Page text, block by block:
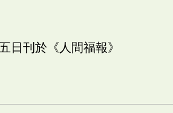
日刊於《人間福報》